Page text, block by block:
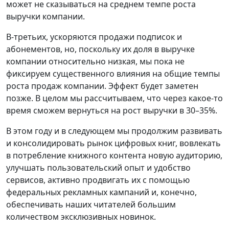
может не сказываться на среднем темпе роста
выручки компании.
В-третьих, ускоряются продажи подписок и
абонементов, но, поскольку их доля в выручке
компании относительно низкая, мы пока не
фиксируем существенного влияния на общие темпы
роста продаж компании. Эффект будет заметен
позже. В целом мы рассчитываем, что через какое-то
время сможем вернуться на рост выручки в 30–35%.
В этом году и в следующем мы продолжим развивать
и консолидировать рынок цифровых книг, вовлекать
в потребление книжного контента новую аудиторию,
улучшать пользовательский опыт и удобство
сервисов, активно продвигать их с помощью
федеральных рекламных кампаний и, конечно,
обеспечивать наших читателей большим
количеством эксклюзивных новинок.